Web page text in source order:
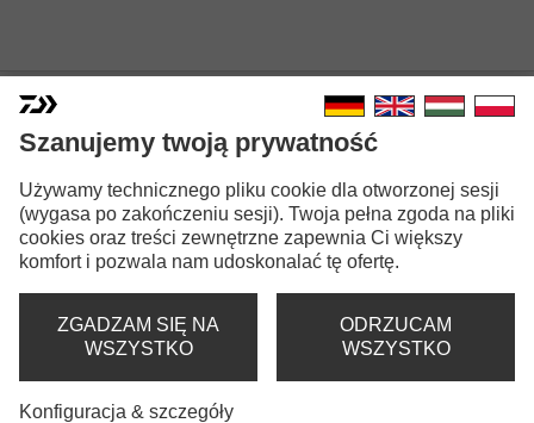
23 NINJA LT
KOŁOWROTEK SPININGOWY | Z NAWINIĘTĄ
LINKĄ
Szanujemy twoją prywatność
Używamy technicznego pliku cookie dla otworzonej sesji
(wygasa po zakończeniu sesji). Twoja pełna zgoda na pliki
cookies oraz treści zewnętrzne zapewnia Ci większy
komfort i pozwala nam udoskonalać tę ofertę.
ZGADZAM SIĘ NA
WSZYSTKO
ODRZUCAM
WSZYSTKO
Konfiguracja & szczegóły